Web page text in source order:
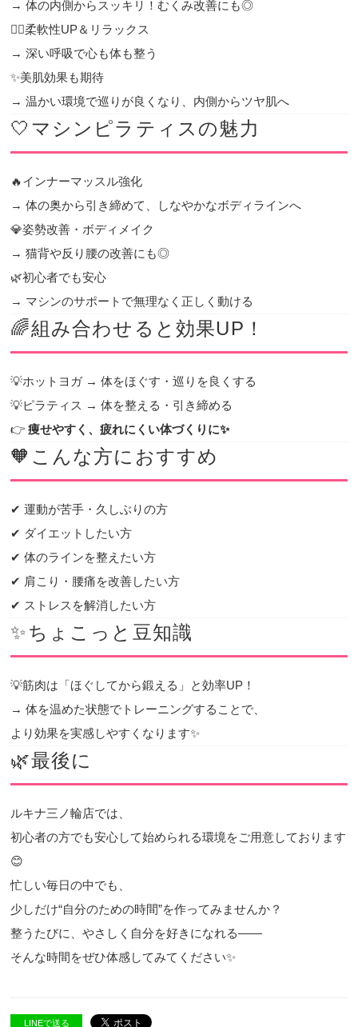
→ 体の内側からスッキリ！むくみ改善にも◎
🧘‍♀️柔軟性UP＆リラックス
→ 深い呼吸で心も体も整う
✨美肌効果も期待
→ 温かい環境で巡りが良くなり、内側からツヤ肌へ
🤍マシンピラティスの魅力
🔥インナーマッスル強化
→ 体の奥から引き締めて、しなやかなボディラインへ
💎姿勢改善・ボディメイク
→ 猫背や反り腰の改善にも◎
🌿初心者でも安心
→ マシンのサポートで無理なく正しく動ける
🌈組み合わせると効果UP！
💡ホットヨガ → 体をほぐす・巡りを良くする
💡ピラティス → 体を整える・引き締める
👉痩せやすく、疲れにくい体づくりに✨
🧡こんな方におすすめ
✔ 運動が苦手・久しぶりの方
✔ ダイエットしたい方
✔ 体のラインを整えたい方
✔ 肩こり・腰痛を改善したい方
✔ ストレスを解消したい方
✨ちょこっと豆知識
💡筋肉は「ほぐしてから鍛える」と効率UP！
→ 体を温めた状態でトレーニングすることで、
より効果を実感しやすくなります✨
🌿最後に
ルキナ三ノ輪店では、
初心者の方でも安心して始められる環境をご用意しております
😊
忙しい毎日の中でも、
少しだけ“自分のための時間”を作ってみませんか？
整うたびに、やさしく自分を好きになれる——
そんな時間をぜひ体感してみてください✨
LINEで送る